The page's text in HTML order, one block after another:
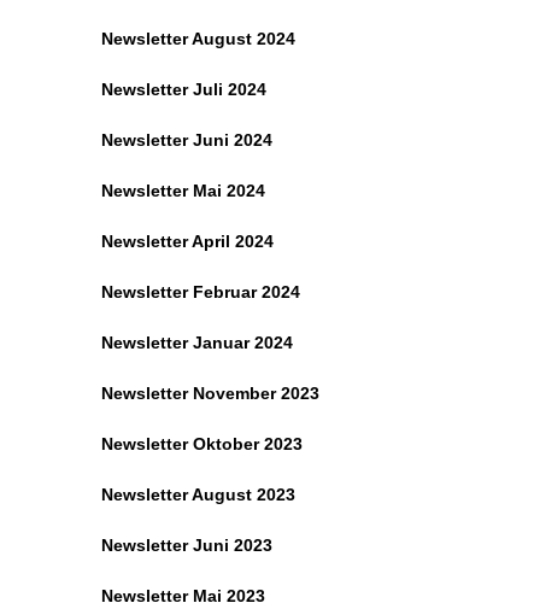
Newsletter August 2024
Newsletter Juli 2024
Newsletter Juni 2024
Newsletter Mai 2024
Newsletter April 2024
Newsletter Februar 2024
Newsletter Januar 2024
Newsletter November 2023
Newsletter Oktober 2023
Newsletter August 2023
Newsletter Juni 2023
Newsletter Mai 2023